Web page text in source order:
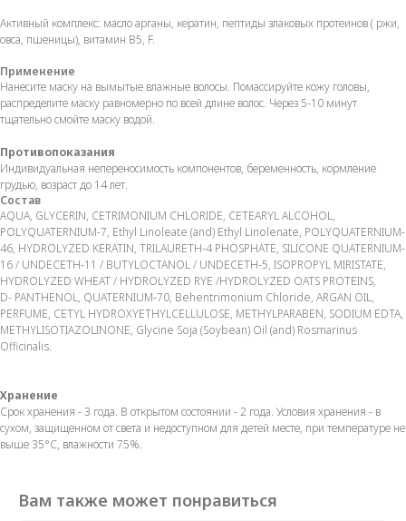
Активный комплекс: масло арганы, кератин, пептиды злаковых протеинов ( ржи,
овса, пшеницы), витамин В5, F.
Применение
Нанесите маску на вымытые влажные волосы. Помассируйте кожу головы,
распределите маску равномерно по всей длине волос. Через 5-10 минут
тщательно смойте маску водой.
Противопоказания
Индивидуальная непереносимость компонентов, беременность, кормление
грудью, возраст до 14 лет.
Состав
AQUA, GLYCERIN, CETRIMONIUM CHLORIDE, CETEARYL ALCOHOL,
POLYQUATERNIUM-7, Ethyl Linoleate (and) Ethyl Linolenate, POLYQUATERNIUM-
46, HYDROLYZED KERATIN, TRILAURETH-4 PHOSPHATE, SILICONE QUATERNIUM-
16 / UNDECETH-11 / BUTYLOCTANOL / UNDECETH-5, ISOPROPYL MIRISTATE,
HYDROLYZED WHEAT / HYDROLYZED RYE /HYDROLYZED OATS PROTEINS,
D- PANTHENOL, QUATERNIUM-70, Behentrimonium Chloride, ARGAN OIL,
PERFUME, CETYL HYDROXYETHYLCELLULOSE, METHYLPARABEN, SODIUM EDTA,
METHYLISOTIAZOLINONE, Glycine Soja (Soybean) Oil (and) Rosmarinus
Officinalis.
Хранение
Срок хранения - 3 года. В открытом состоянии - 2 года. Условия хранения - в
сухом, защищенном от света и недоступном для детей месте, при температуре не
выше 35°С, влажности 75%.
Вам также может понравиться